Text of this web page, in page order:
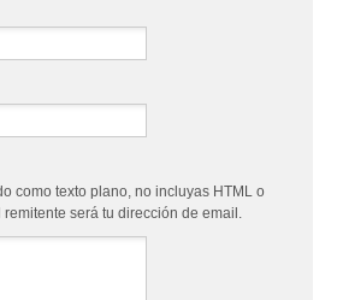
como texto plano, no incluyas HTML o
será tu dirección de email.